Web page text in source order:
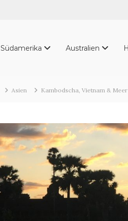
Südamerika Australien
Asien Kambodscha, Vietnam & Meer